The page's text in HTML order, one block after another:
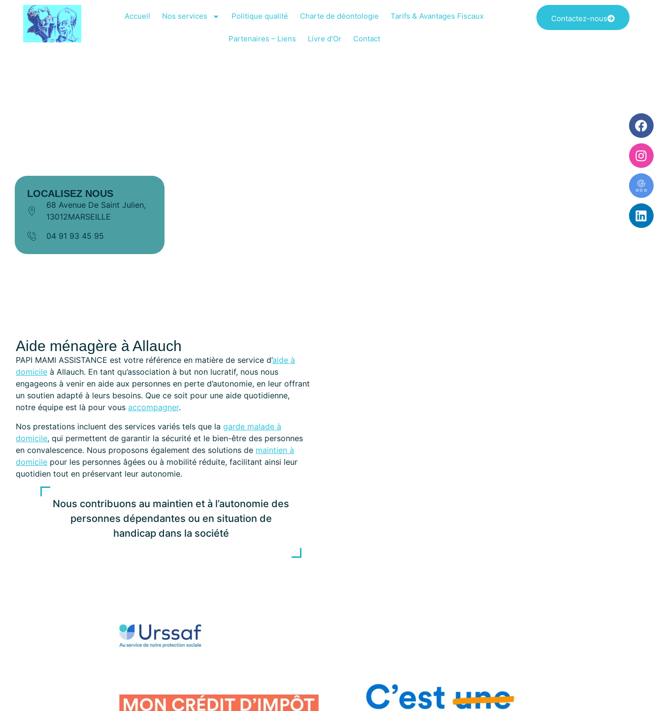
Accueil Nos services Politique qualité Charte de déontologie Tarifs & Avantages Fiscaux
Partenaires – Liens Livre d’Or Contact
Contactez-nous
LOCALISEZ NOUS
68 Avenue De Saint Julien,
13012MARSEILLE
04 91 93 45 95
Aide ménagère à Allauch
PAPI MAMI ASSISTANCE est votre référence en matière de service d’aide à
domicile à Allauch. En tant qu’association à but non lucratif, nous nous
engageons à venir en aide aux personnes en perte d’autonomie, en leur offrant
un soutien adapté à leurs besoins. Que ce soit pour une aide quotidienne,
notre équipe est là pour vous accompagner.
Nos prestations incluent des services variés tels que la garde malade à
domicile, qui permettent de garantir la sécurité et le bien-être des personnes
en convalescence. Nous proposons également des solutions de maintien à
domicile pour les personnes âgées ou à mobilité réduite, facilitant ainsi leur
quotidien tout en préservant leur autonomie.
Nous contribuons au maintien et à l’autonomie des
personnes dépendantes ou en situation de
handicap dans la société